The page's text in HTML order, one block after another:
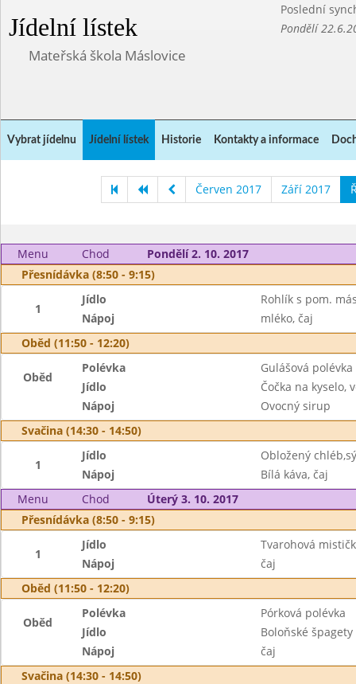
Jídelní lístek
Poslední
Pondělí
Mateřská škola Máslovice
Vybrat jídelnu Jídelní lístek Historie Kontakty a informace
Červen 2017 Září 2017
Menu Chod
Pondělí 2. 10. 2017
Přesnídávka (8:50 - 9:15)
1
Jídlo
Rohlík s pom.
Nápoj
mléko, čaj
Oběd (11:50 - 12:20)
Oběd
Polévka
Gulášová polévka
Jídlo
Čočka na kyselo,
Nápoj
Ovocný sirup
Svačina (14:30 - 14:50)
1
Jídlo
Obložený
Nápoj
Bílá káva, čaj
Menu
Chod
Úterý 3. 10. 2017
Přesnídávka (8:50 - 9:15)
1
Jídlo
Tvarohová
Nápoj
čaj
Oběd (11:50 - 12:20)
Oběd
Polévka
Pórková polévka
Jídlo
Boloňské špagety
Nápoj
čaj
Svačina (14:30 - 14:50)